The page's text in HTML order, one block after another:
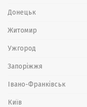
Донецьк
Житомир
Ужгород
Запоріжжя
Івано-Франківськ
Київ